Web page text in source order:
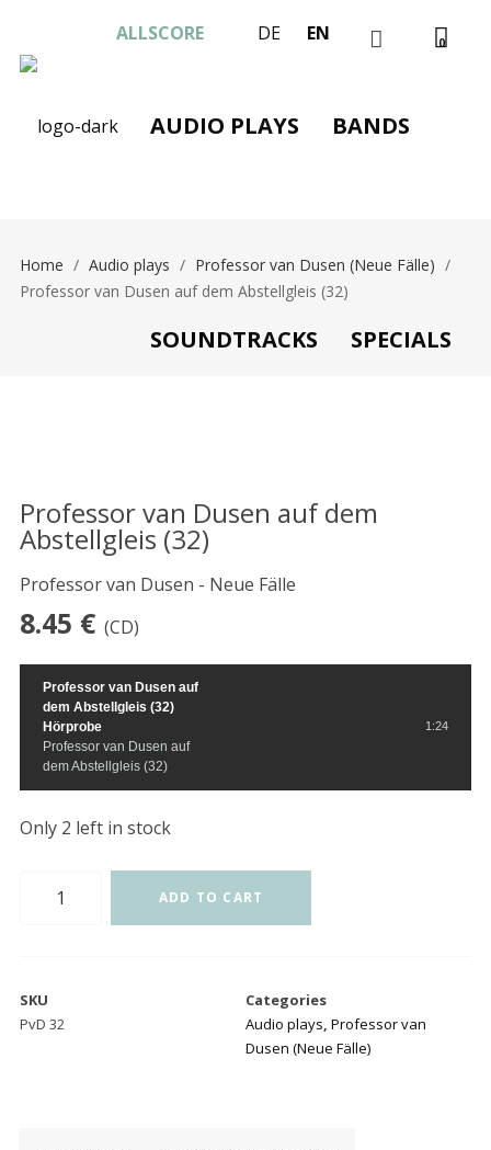
ALLSCORE DE EN 0
AUDIO PLAYS BANDS
SOUNDTRACKS SPECIALS
Home / Audio plays / Professor van Dusen (Neue Fälle) /
Professor van Dusen auf dem Abstellgleis (32)
Professor van Dusen auf dem
Abstellgleis (32)
Professor van Dusen - Neue Fälle
8.45 €(CD)
Professor van Dusen auf
dem Abstellgleis (32)
Hörprobe
Professor van Dusen auf
dem Abstellgleis (32)
1:24
Only 2 left in stock
dem
ADD TO CART
SKU
PvD 32
Categories
Audio plays, Professor van
Dusen (Neue Fälle)